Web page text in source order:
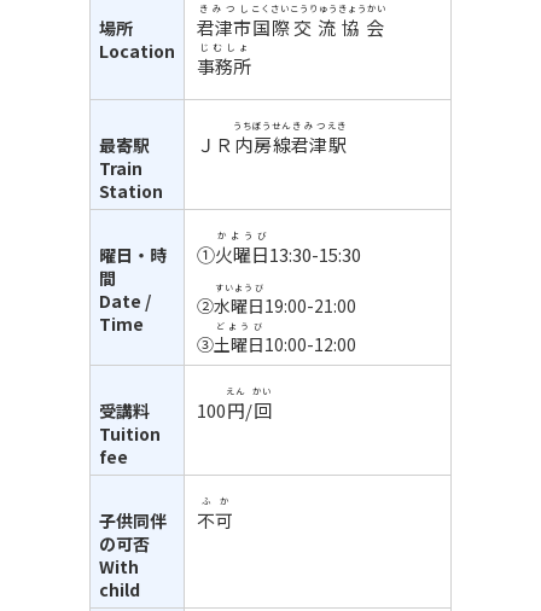
場所
Location
君津市
きみつし
国際
こくさい
交流
こうりゅう
協会
きょうかい
事務所
じむしょ
最寄駅
Train
Station
ＪＲ 内房線
うちぼうせん
君津
きみつ
駅
えき
曜日・時
間
Date /
Time
①火曜日
かようび
13:30-15:30
②水曜日
すいようび
19:00-21:00
③土曜日
どようび
10:00-12:00
受講料
Tuition
fee
100円
えん
/回
かい
子供同伴
の可否
With
child
不可
ふか